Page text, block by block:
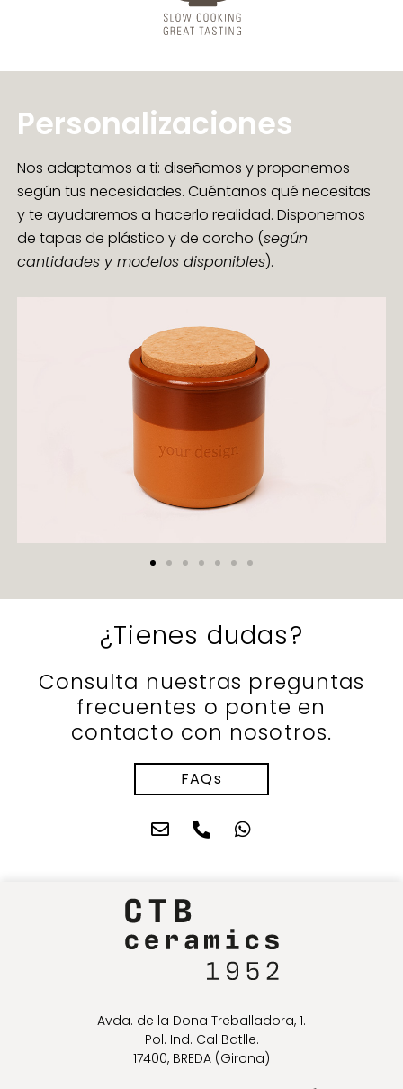
Personalizaciones
Nos adaptamos a ti: diseñamos y proponemos
según tus necesidades. Cuéntanos qué necesitas
y te ayudaremos a hacerlo realidad. Disponemos
de tapas de plástico y de corcho (según
cantidades y modelos disponibles).
¿Tienes dudas?
Consulta nuestras preguntas
frecuentes o ponte en
contacto con nosotros.
FAQs
Avda. de la Dona Treballadora, 1.
Pol. Ind. Cal Batlle.
17400, BREDA (Girona)